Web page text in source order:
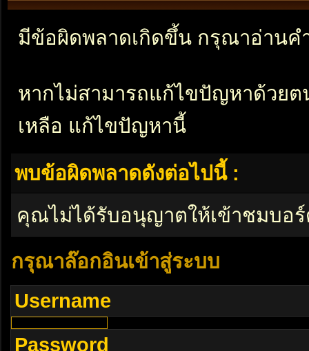
มีข้อผิดพลาดเกิดขึ้น กรุณาอ่านค
หากไม่สามารถแก้ไขปัญหาด้วย
เหลือ แก้ไขปัญหานี้
พบข้อผิดพลาดดังต่อไปนี้ :
คุณไม่ได้รับอนุญาตให้เข้าชมบอ
กรุณาล๊อกอินเข้าสู่ระบบ
Username
Password